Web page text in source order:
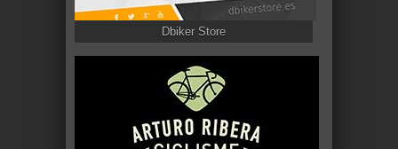
Dbiker Store